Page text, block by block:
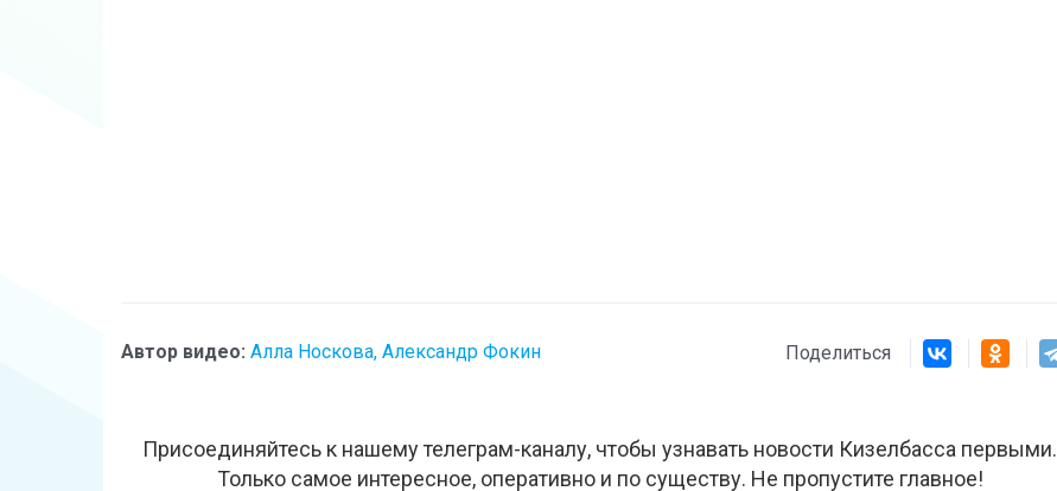
Автор видео: Алла Носкова, Александр Фокин Поделиться
Присоединяйтесь к нашему телеграм-каналу, чтобы узнавать новости Кизелбасса первыми.
Только самое интересное, оперативно и по существу. Не пропустите главное!